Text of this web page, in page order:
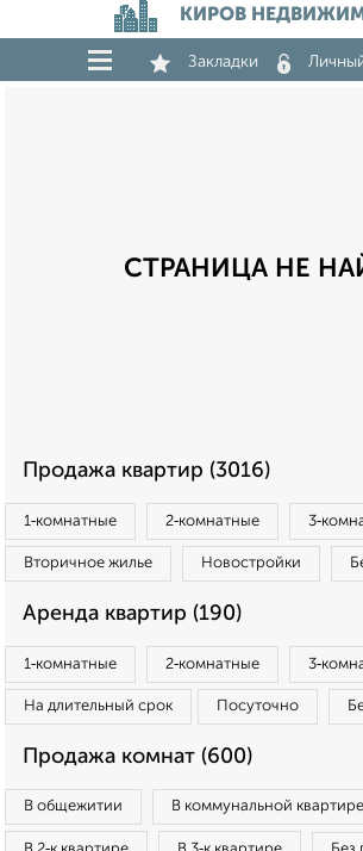
КИРОВ
Закладки
СТРАНИЦА НЕ
Продажа квартир (3016)
1‑комнатные 2‑комнатные
Вторичное жилье Новостройки
Аренда квартир (190)
1‑комнатные 2‑комнатные
На длительный срок Посуточно
Продажа комнат (600)
В общежитии В коммунальной квартире